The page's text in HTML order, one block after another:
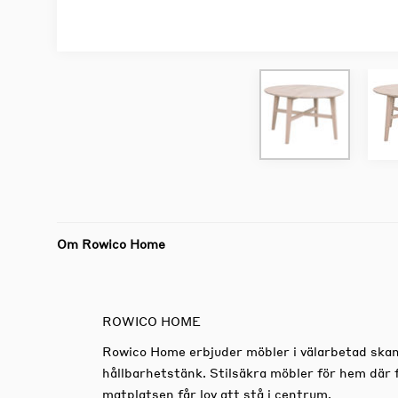
Om Rowico Home
ROWICO HOME
Rowico Home erbjuder möbler i välarbetad
hållbarhetstänk. Stilsäkra möbler för hem där
matplatsen får lov att stå i centrum.